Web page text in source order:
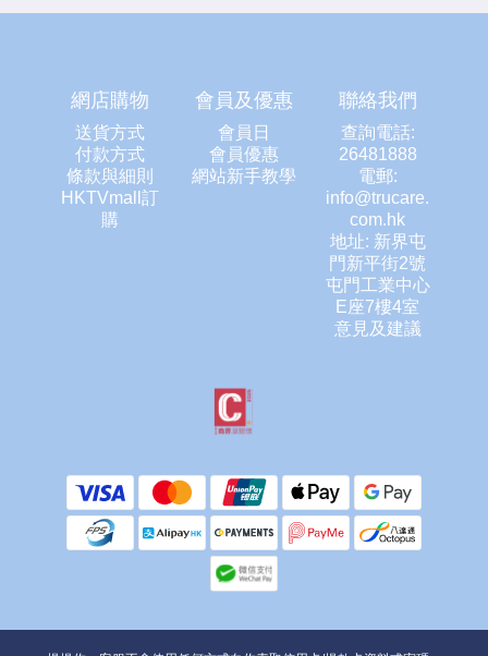
網店購物
送貨方式
付款方式
條款與細則
HKTVmall訂
購
會員及優惠
會員日
會員優惠
網站新手教學
聯絡我們
查詢電話:
26481888
電郵:
info@trucare.
com.hk
地址: 新界屯
門新平街2號
屯門工業中心
E座7樓4室
意見及建議